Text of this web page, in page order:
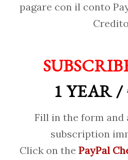
pagare con il conto
1 YEAR
Fill in the form and
subscription
Click on the PayPal